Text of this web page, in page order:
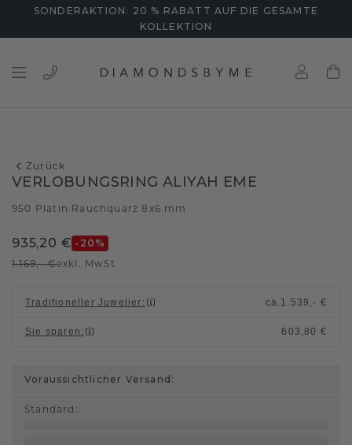
SONDERAKTION: 20 % RABATT AUF DIE GESAMTE
KOLLEKTION
Zurück
VERLOBUNGSRING ALIYAH EME
950 Platin Rauchquarz 8x6 mm
935,20 € -20 %
1.169,- €exkl. MwSt
Traditioneller Juwelier : ca. 1.539,- €
Sie sparen : 603,80 €
Voraussichtlicher Versand:
Standard :